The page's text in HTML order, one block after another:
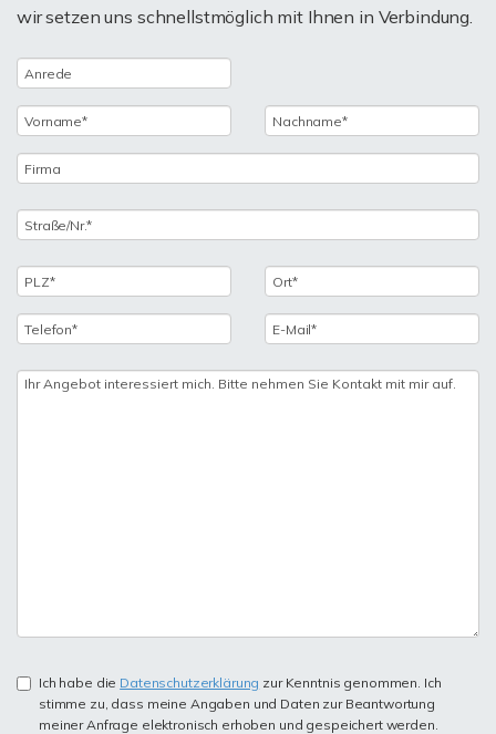
wir setzen uns schnellstmöglich mit Ihnen in Verbindung.
Ich habe die Datenschutzerklärung zur Kenntnis genommen. Ich
stimme zu, dass meine Angaben und Daten zur Beantwortung
meiner Anfrage elektronisch erhoben und gespeichert werden.